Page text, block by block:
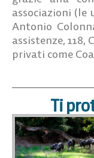
associazioni (le
Antonio
assistenze, 118,
privati come
Ti